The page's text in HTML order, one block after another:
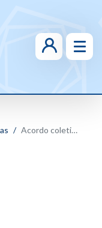
Acordo coletivo não pode reduzir pausa de empregado para alimentação e descanso